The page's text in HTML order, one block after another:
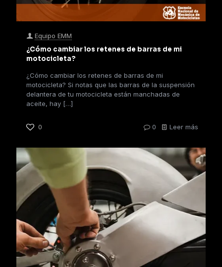
Equipo EMM
¿Cómo cambiar los retenes de barras de mi
motocicleta?
¿Cómo cambiar los retenes de barras de mi
motocicleta? Si notas que las barras de la suspensión
delantera de tu motocicleta están manchadas de
aceite, hay […]
0 0 Leer más